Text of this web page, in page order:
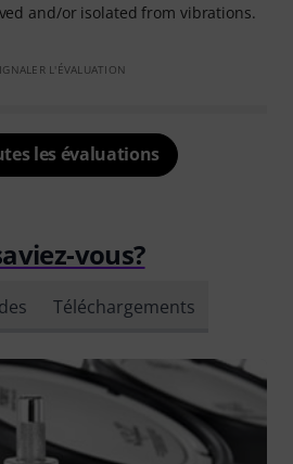
and/or isolated from vibrations.
L'ÉVALUATION
les évaluations
vous?
Téléchargements